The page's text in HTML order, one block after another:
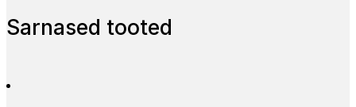
Sarnased tooted